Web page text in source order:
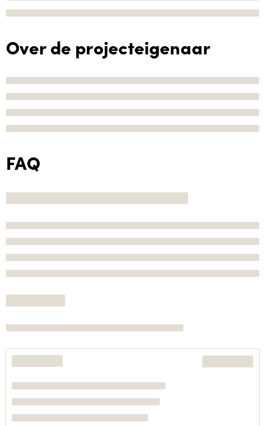
Over de projecteigenaar
FAQ